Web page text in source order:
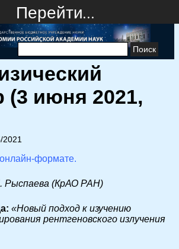
Перейти…
Найти:
(3 июня 2021,
формате.
Рыспаева (КрАО РАН)
«Новый подход к изучению
рентгеновского излучения